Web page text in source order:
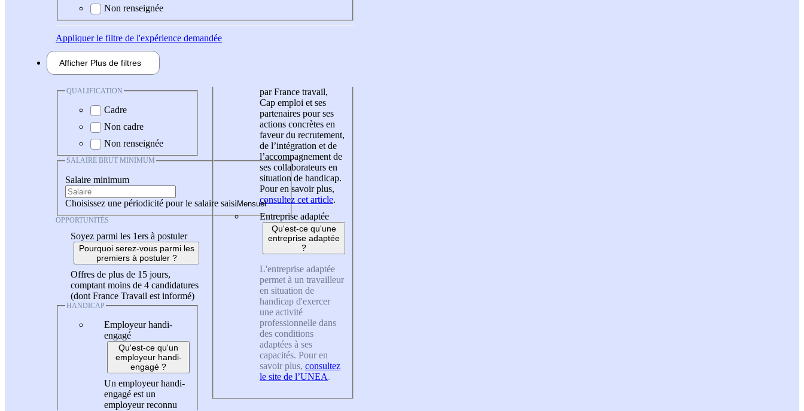
Non renseignée
Appliquerle filtre de l'expérience demandée
Afficher Plus de filtres
QUALIFICATION
Cadre
Non cadre
Non renseignée
SALAIRE BRUT MINIMUM
Salaire minimum
Choisissez une périodicité pour le salaire saisi
OPPORTUNITÉS
Soyez parmi les 1ers à postuler
Pourquoi serez-vous parmi les
premiers à postuler ?
Offres de plus de 15 jours,
comptant moins de 4 candidatures
(dont France Travail est informé)
HANDICAP
Employeur handi-
engagé
Qu'est-ce qu'un
employeur handi-
engagé ?
Un employeur handi-
engagé est un
employeur reconnu
par France travail,
Cap emploi et ses
partenaires pour ses
actions concrètes en
faveur du recrutement,
de l’intégration et de
l’accompagnement de
ses collaborateurs en
situation de handicap.
Pour en savoir plus,
consultez cet article.
Entreprise adaptée
Qu'est-ce qu'une
entreprise adaptée
?
L'entreprise adaptée
permet à un travailleur
en situation de
handicap d'exercer
une activité
professionnelle dans
des conditions
adaptées à ses
capacités. Pour en
savoir plus, consultez
le site de l’UNEA.